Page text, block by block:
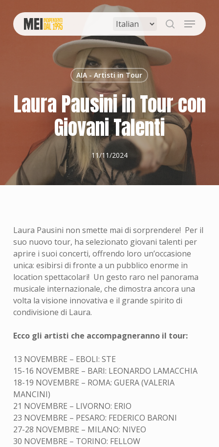
main
search
Menu
AIA - Artisti in Tour
Laura Pausini in Tour con
Giovani Talenti
11/11/2024
Laura Pausini non smette mai di sorprendere! Per il
suo nuovo tour, ha selezionato giovani talenti per
aprire i suoi concerti, offrendo loro un’occasione
unica: esibirsi di fronte a un pubblico enorme in
location spettacolari! Un gesto raro nel panorama
musicale internazionale, che dimostra ancora una
volta la visione innovativa e il grande spirito di
condivisione di Laura.
Ecco gli artisti che accompagneranno il tour:
13 NOVEMBRE – EBOLI: STE
15-16 NOVEMBRE – BARI: LEONARDO LAMACCHIA
18-19 NOVEMBRE – ROMA: GUERA (VALERIA
MANCINI)
21 NOVEMBRE – LIVORNO: ERIO
23 NOVEMBRE – PESARO: FEDERICO BARONI
27-28 NOVEMBRE – MILANO: NIVEO
30 NOVEMBRE – TORINO: FELLOW